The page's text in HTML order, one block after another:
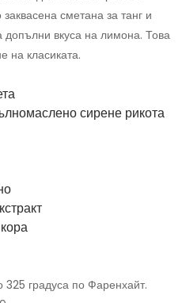
сметана за танг и
допълни вкуса на лимона. Това
на класиката.
сирене рикота
325 градуса по Фаренхайт.